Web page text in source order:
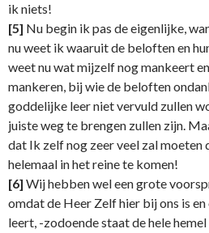
ik niets!
[5] Nu begin ik pas de eigenlijke,
nu weet ik waaruit de beloften en
weet nu wat mijzelf nog mankeert
mankeren, bij wie de beloften
goddelijke leer niet vervuld zullen
juiste weg te brengen zullen zijn.
dat Ik zelf nog zeer veel zal moeten
helemaal in het reine te komen!
[6] Wij hebben wel een grote
omdat de Heer Zelf hier bij ons is
leert, -zodoende staat de hele